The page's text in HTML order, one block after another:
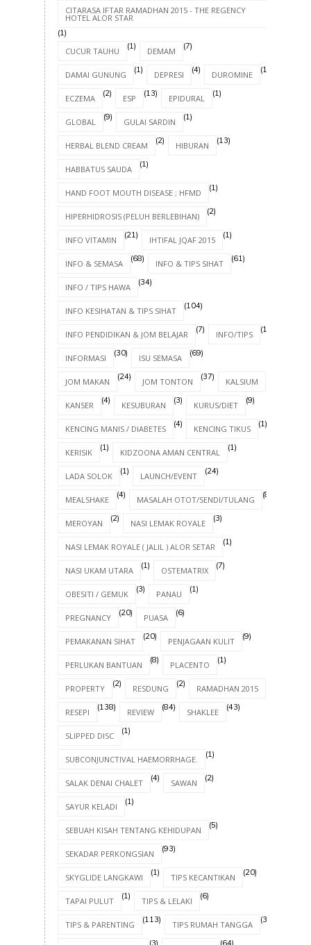
CITARASA IFTAR RAMADHAN 2015 - THE REGENCY
HOTEL ALOR STAR
(1)
CUCUR TAUHU (1) DEMAM (7)
DAMAI GUNUNG (1) DEPRESI (4) DUROMINE (1)
ECZEMA (2) ESP (13) EPIDURAL (1)
GLOBAL (9) GULAI SARDIN (1)
HERBAL BLEND CREAM (2) HIBURAN (13)
HABBATUS SAUDA (1)
HAND FOOT MOUTH DISEASE ; HFMD (1)
HIPERHIDROSIS (PELUH BERLEBIHAN) (2)
INFO VITAMIN (21) IHTIFAL JQAF 2015 (1)
INFO & SEMASA (68) INFO & TIPS SIHAT (61)
INFO / TIPS HAWA (34)
INFO KESIHATAN & TIPS SIHAT (104)
INFO PENDIDIKAN & JOM BELAJAR (7) INFO/TIPS (17)
INFORMASI (30) ISU SEMASA (69)
JOM MAKAN (24) JOM TONTON (37) KALSIUM
KANSER (4) KESUBURAN (3) KURUS/DIET (9)
KENCING MANIS / DIABETES (4) KENCING TIKUS (1)
KERISIK (1) KIDZOONA AMAN CENTRAL (1)
LADA SOLOK (1) LAUNCH/EVENT (24)
MEALSHAKE (4) MASALAH OTOT/SENDI/TULANG (8)
MEROYAN (2) NASI LEMAK ROYALE (3)
NASI LEMAK ROYALE ( JALIL ) ALOR SETAR (1)
NASI UKAM UTARA (1) OSTEMATRIX (7)
OBESITI / GEMUK (3) PANAU (1)
PREGNANCY (20) PUASA (6)
PEMAKANAN SIHAT (20) PENJAGAAN KULIT (9)
PERLUKAN BANTUAN (8) PLACENTO (1)
PROPERTY (2) RESDUNG (2) RAMADHAN 2015
RESEPI (138) REVIEW (84) SHAKLEE (43)
SLIPPED DISC (1)
SUBCONJUNCTIVAL HAEMORRHAGE. (1)
SALAK DENAI CHALET (4) SAWAN (2)
SAYUR KELADI (1)
SEBUAH KISAH TENTANG KEHIDUPAN (5)
SEKADAR PERKONGSIAN (93)
SKYGLIDE LANGKAWI (1) TIPS KECANTIKAN (20)
TAPAI PULUT (1) TIPS & LELAKI (6)
TIPS & PARENTING (113) TIPS RUMAH TANGGA (30)
(3) (64)